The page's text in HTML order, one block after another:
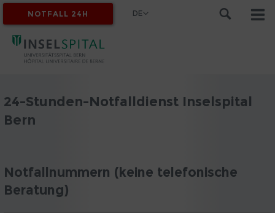
MYINSEL
NOTFALL 24H DE
24-Stunden-Notfalldienst Inselspital
Bern
Notfallnummern (keine telefonische
Beratung)